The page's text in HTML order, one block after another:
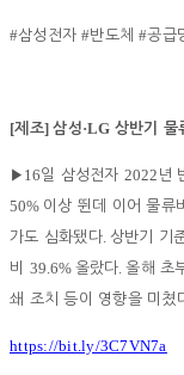
#삼성전자#반도체#공급
[제조]삼성·LG 상반기 물
▶ 16일 삼성전자 2022 년
50% 이상 뛴데 이어 물류
가도 심화됐다. 상반기 기
비 39.6% 올랐다.올해 초
쇄 조치 등이 영향을 미쳤
https://bit.ly/3C7VN7a